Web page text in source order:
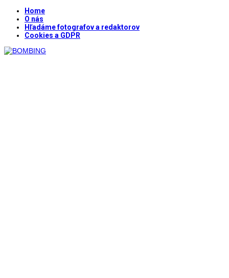
Home
O nás
Hľadáme fotografov a redaktorov
Cookies a GDPR